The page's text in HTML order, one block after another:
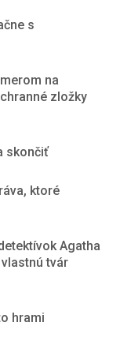
s
na
zložky
skončiť
ktoré
Agatha
tvár
hrami